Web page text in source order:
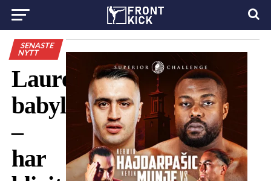
SENASTE
NYTT
Lauréns
babylycka
–
har